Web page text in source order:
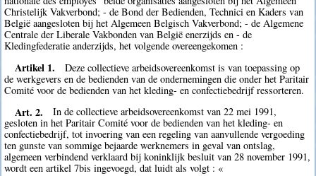
Christelijk Vakverbond; - de Bond der Bedienden, Technici en Kaders van
België aangesloten bij het Algemeen Belgisch Vakverbond; - de Algemene
Centrale der Liberale Vakbonden van België enerzijds en - de
Kledingfederatie anderzijds, het volgende overeengekomen :
Artikel 1.
Deze collectieve arbeidsovereenkomst is van toepassing op
de werkgevers en de bedienden van de ondernemingen die onder het Paritair
Comité voor de bedienden van het kleding- en confectiebedrijf ressorteren.
Art. 2.
In de collectieve arbeidsovereenkomst van 22 mei 1991,
gesloten in het Paritair Comité voor de bedienden van het kleding- en
confectiebedrijf, tot invoering van een regeling van aanvullende vergoeding
ten gunste van sommige bejaarde werknemers in geval van ontslag,
algemeen verbindend verklaard bij koninklijk besluit van 28 november 1991,
wordt een artikel 7bis ingevoegd, dat luidt als volgt : «